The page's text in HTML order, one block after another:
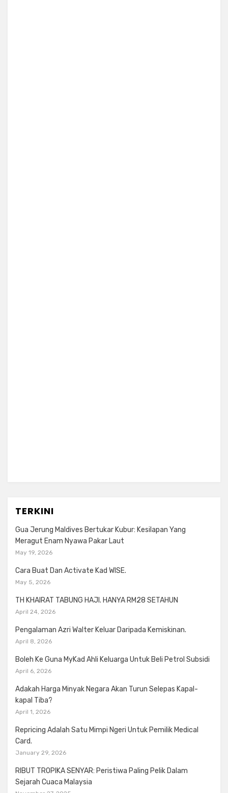
TERKINI
Gua Jerung Maldives Bertukar Kubur: Kesilapan Yang
Meragut Enam Nyawa Pakar Laut
May 19, 2026
Cara Buat Dan Activate Kad WISE.
May 5, 2026
TH KHAIRAT TABUNG HAJI. HANYA RM28 SETAHUN
April 24, 2026
Pengalaman Azri Walter Keluar Daripada Kemiskinan.
April 8, 2026
Boleh Ke Guna MyKad Ahli Keluarga Untuk Beli Petrol Subsidi
April 6, 2026
Adakah Harga Minyak Negara Akan Turun Selepas Kapal-
kapal Tiba?
April 1, 2026
Repricing Adalah Satu Mimpi Ngeri Untuk Pemilik Medical
Card.
January 29, 2026
RIBUT TROPIKA SENYAR: Peristiwa Paling Pelik Dalam
Sejarah Cuaca Malaysia